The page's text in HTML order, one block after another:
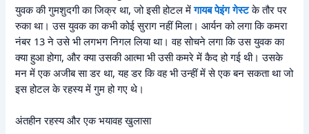
युवक की गुमशुदगी का जिक्र था, जो इसी होटल मेंगायब पेइंग गेस्टके तौर पर
रुका था। उस युवक का कभी कोई सुराग नहीं मिला। आर्यन को लगा कि कमरा
नंबर 13 ने उसे भी लगभग निगल लिया था। वह सोचने लगा कि उस युवक का
क्या हुआ होगा, और क्या उसकी आत्मा भी उसी कमरे में कैद हो गई थी। उसके
मन में एक अजीब सा डर था, यह डर कि वह भी उन्हीं में से एक बन सकता था जो
इस होटल के रहस्य में गुम हो गए थे।
अंतहीन रहस्य और एक भयावह खुलासा